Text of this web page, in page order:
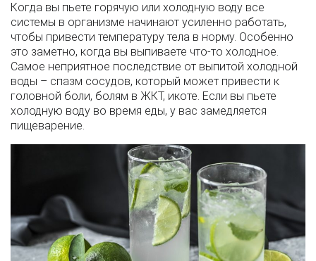
Когда вы пьете горячую или холодную воду все
системы в организме начинают усиленно работать,
чтобы привести температуру тела в норму. Особенно
это заметно, когда вы выпиваете что-то холодное.
Самое неприятное последствие от выпитой холодной
воды – спазм сосудов, который может привести к
головной боли, болям в ЖКТ, икоте. Если вы пьете
холодную воду во время еды, у вас замедляется
пищеварение.